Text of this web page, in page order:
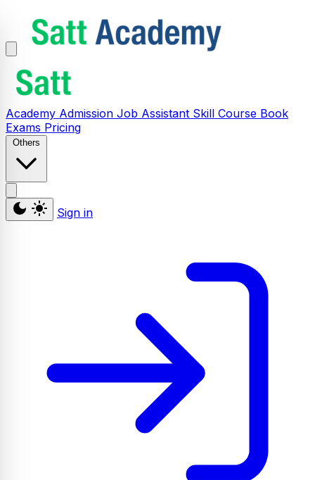
Academy Admission Job Assistant Skill Course Book
Exams Pricing
Others
Sign in